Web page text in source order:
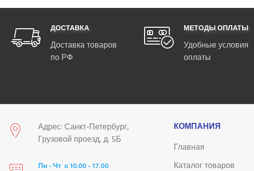
ДОСТАВКА
Доставка товаров
по РФ
МЕТОДЫ ОПЛАТЫ
Удобные условия
оплаты
Адрес: Санкт-Петербург,
Грузовой проезд, д. 5Б
Пн - Чт с 10.00 - 17.00
КОМПАНИЯ
Главная
Каталог товаров